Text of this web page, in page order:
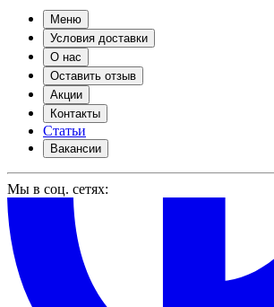
Меню
Условия доставки
О нас
Оставить отзыв
Акции
Контакты
Статьи
Вакансии
Мы в соц. сетях: